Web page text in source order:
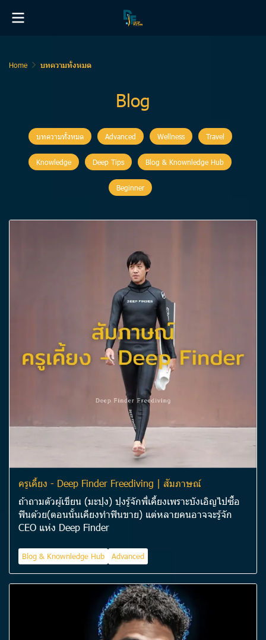
Home บทความทั้งหมด
Blog
บทความทั้งหมด Advanced Wellness Travel
Knowledge Deep Tips Blog & Knownledge Hub
Beginner
ครูเคี้ยง - Deep Finder Freediving | สัมภาษณ์
ถ้าถามตัวผู้เขียน (มะปุง) ปุงรู้จักพี่เคี้ยงเพราะบังเอิญไปซื้อ
ฟินด้วย(ตอนนั้นเคียงทำฟินขาย) แต่หลายคนอาจจะรู้จัก
CEO แห่ง Deep Finder
Blog & Knownledge Hub Advanced